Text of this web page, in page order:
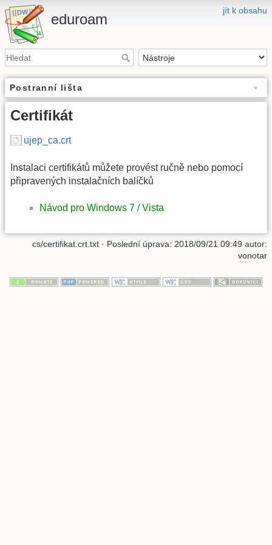
jít k obsahu
eduroam
Postranní lišta
Certifikát
ujep_ca.crt
Instalaci certifikátů můžete provést ručně nebo pomocí
připravených instalačních balíčků
Návod pro Windows 7 / Vista
cs/certifikat.crt.txt · Poslední úprava: 2018/09/21 09:49 autor:
vonotar